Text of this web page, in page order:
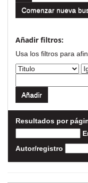
Comenzar nueva
Añadir filtros:
Usa los filtros para
Resultados por
Autor/registro